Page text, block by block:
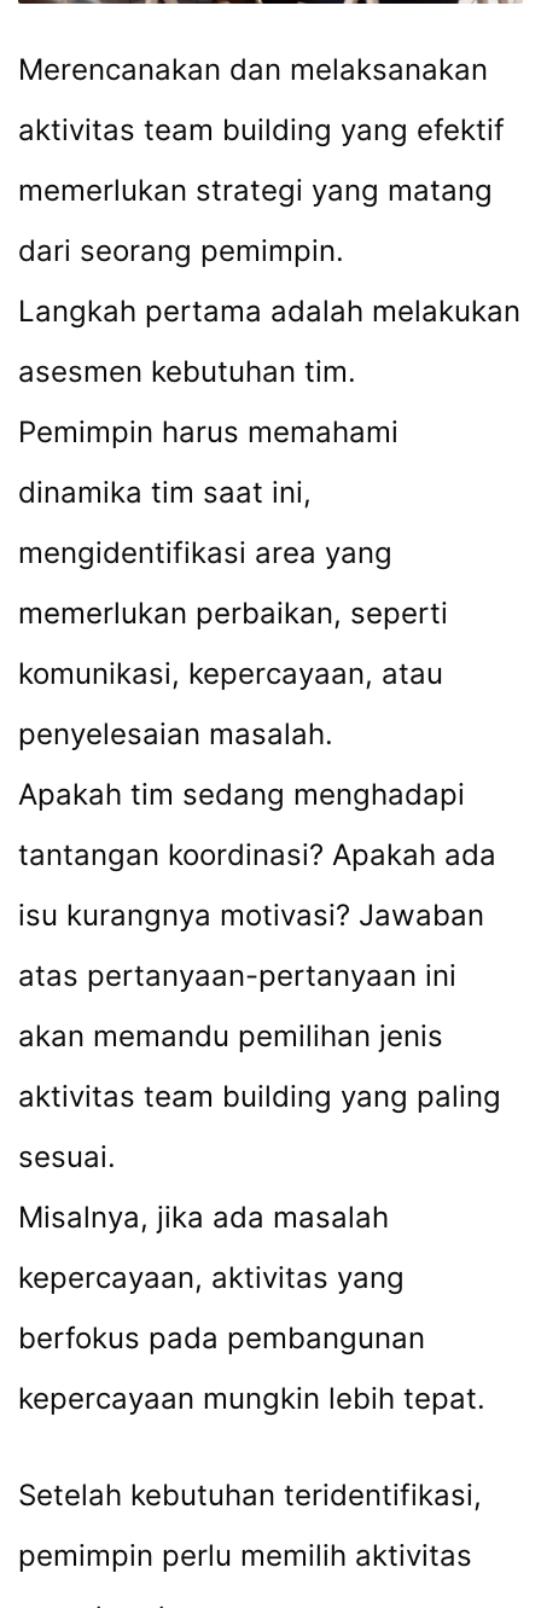
Merencanakan dan melaksanakan
aktivitas team building yang efektif
memerlukan strategi yang matang
dari seorang pemimpin.
Langkah pertama adalah melakukan
asesmen kebutuhan tim.
Pemimpin harus memahami
dinamika tim saat ini,
mengidentifikasi area yang
memerlukan perbaikan, seperti
komunikasi, kepercayaan, atau
penyelesaian masalah.
Apakah tim sedang menghadapi
tantangan koordinasi? Apakah ada
isu kurangnya motivasi? Jawaban
atas pertanyaan-pertanyaan ini
akan memandu pemilihan jenis
aktivitas team building yang paling
sesuai.
Misalnya, jika ada masalah
kepercayaan, aktivitas yang
berfokus pada pembangunan
kepercayaan mungkin lebih tepat.
Setelah kebutuhan teridentifikasi,
pemimpin perlu memilih aktivitas